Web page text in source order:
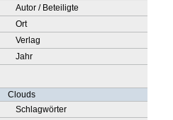
Autor / Beteiligte
Ort
Verlag
Jahr
Clouds
Schlagwörter